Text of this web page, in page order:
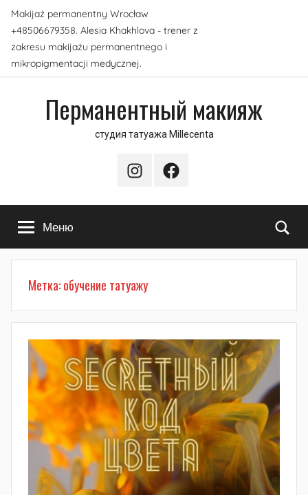
Перейти
содержимому
Makijaż permanentny Wrocław
+48506679358. Alesia Khakhlova - trener z
zakresu makijażu permanentnego i
mikropigmentacji medycznej.
Перманентный макияж
студия татуажа Millecenta
InstagramFacebook
Меню
Метка:обучение татуажу